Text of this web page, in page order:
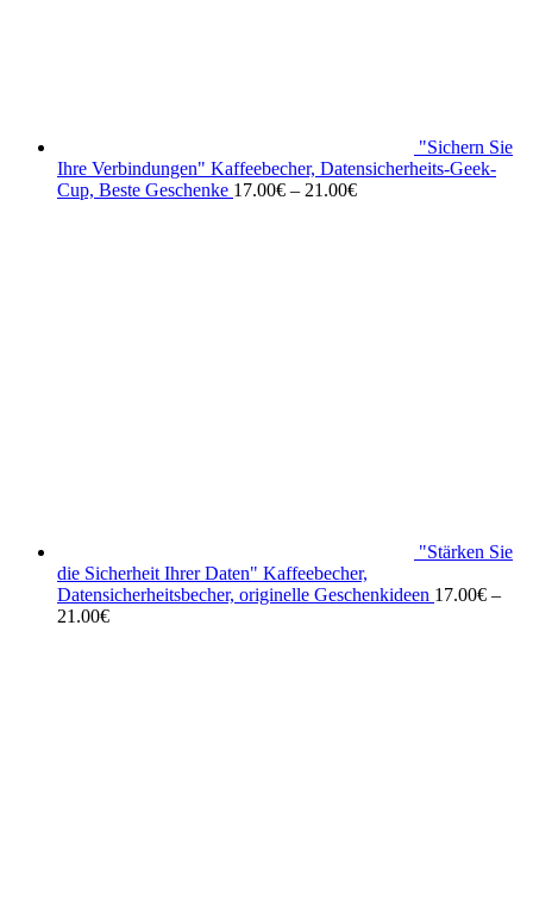
"Sichern Sie
Ihre Verbindungen" Kaffeebecher, Datensicherheits-Geek-
Cup, Beste Geschenke 17.00€ – 21.00€
"Stärken Sie
die Sicherheit Ihrer Daten" Kaffeebecher,
Datensicherheitsbecher, originelle Geschenkideen 17.00€ –
21.00€